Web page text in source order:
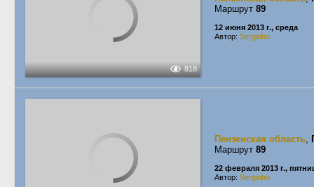
818
Маршрут 89
12 июня 2013 г., среда
Автор: Serginho
Пензенская область,
Маршрут 89
22 февраля 2013 г.,
Автор: Serginho